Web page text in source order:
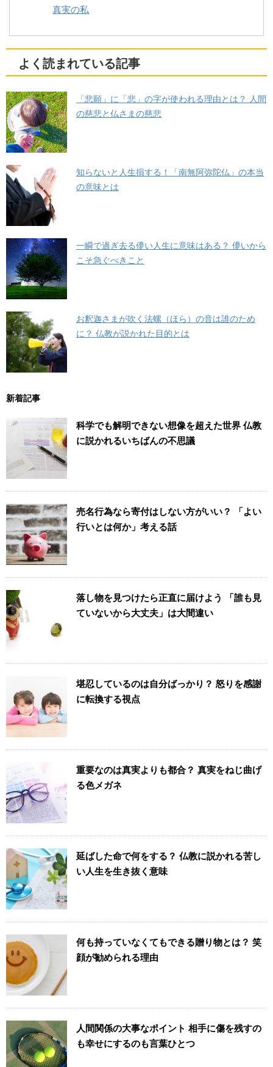
真実の私
よく読まれている記事
「悲願」に「悲」の字が使われる理由とは？ 人間
の慈悲と仏さまの慈悲
知らないと人生損する！「南無阿弥陀仏」の本当
の意味とは
一瞬で過ぎ去る儚い人生に意味はある？ 儚いから
こそ急ぐべきこと
お釈迦さまが吹く法螺（ほら）の音は誰のため
に？ 仏教が説かれた目的とは
新着記事
科学でも解明できない想像を超えた世界 仏教
に説かれるいちばんの不思議
売名行為なら寄付はしない方がいい？ 「よい
行いとは何か」考える話
落し物を見つけたら正直に届けよう 「誰も見
ていないから大丈夫」は大間違い
堪忍しているのは自分ばっかり？ 怒りを感謝
に転換する視点
重要なのは真実よりも都合？ 真実をねじ曲げ
る色メガネ
延ばした命で何をする？ 仏教に説かれる苦し
い人生を生き抜く意味
何も持っていなくてもできる贈り物とは？ 笑
顔が勧められる理由
人間関係の大事なポイント 相手に傷を残すの
も幸せにするのも言葉ひとつ